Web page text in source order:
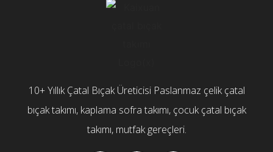
10+ Yıllık Çatal Bıçak Üreticisi Paslanmaz çelik çatal
bıçak takımı, kaplama sofra takımı, çocuk çatal bıçak
takımı, mutfak gereçleri.